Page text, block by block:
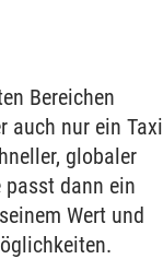
Bereichen
auch nur ein Taxi
globaler
passt dann ein
Wert und